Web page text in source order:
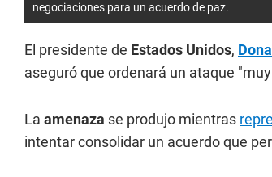
negociaciones para un acuerdo de paz.
El presidente de Estados Unidos,
aseguró que ordenará un ataque
La amenaza se produjo mientras
intentar consolidar un acuerdo que